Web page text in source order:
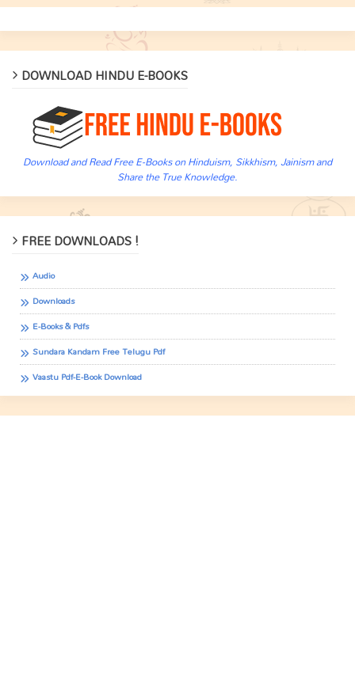
DOWNLOAD HINDU E-BOOKS
Download and Read Free E-Books on Hinduism, Sikkhism, Jainism and
Share the True Knowledge.
FREE DOWNLOADS !
Audio
Downloads
E-Books & Pdfs
Sundara Kandam Free Telugu Pdf
Vaastu Pdf-E-Book Download